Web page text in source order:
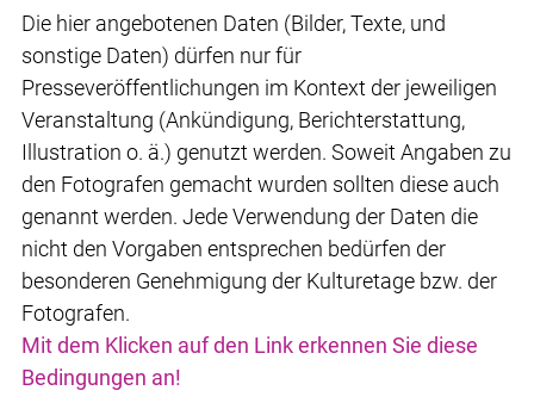
Die hier angebotenen Daten (Bilder, Texte, und
sonstige Daten) dürfen nur für
Presseveröffentlichungen im Kontext der jeweiligen
Veranstaltung (Ankündigung, Berichterstattung,
Illustration o. ä.) genutzt werden. Soweit Angaben zu
den Fotografen gemacht wurden sollten diese auch
genannt werden. Jede Verwendung der Daten die
nicht den Vorgaben entsprechen bedürfen der
besonderen Genehmigung der Kulturetage bzw. der
Fotografen.
Mit dem Klicken auf den Link erkennen Sie diese
Bedingungen an!